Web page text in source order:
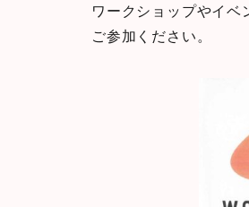
ワークショップやイ
ご参加ください。